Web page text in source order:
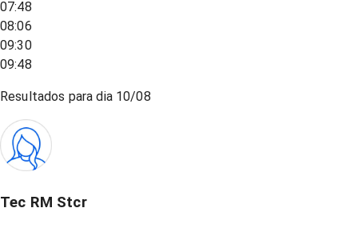
07:48
08:06
09:30
09:48
Resultados para dia 10/08
Tec RM Stcr